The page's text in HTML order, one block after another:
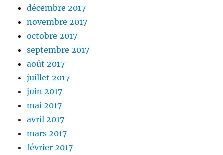
décembre 2017
novembre 2017
octobre 2017
septembre 2017
août 2017
juillet 2017
juin 2017
mai 2017
avril 2017
mars 2017
février 2017